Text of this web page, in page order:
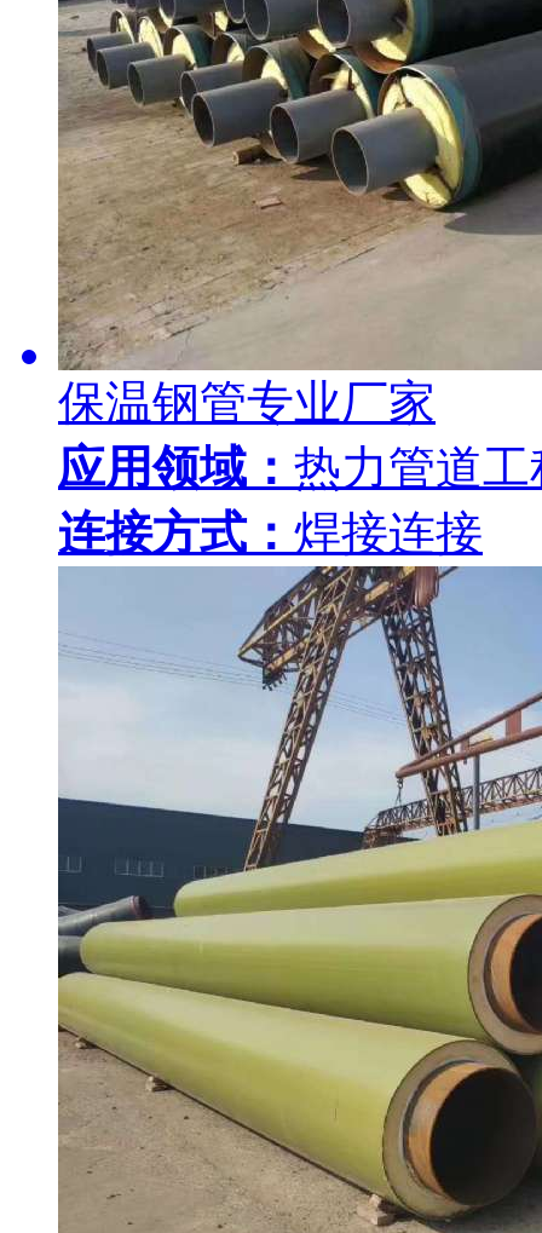
保温钢管专业厂家
应用领域： 热力管道工
连接方式： 焊接连接